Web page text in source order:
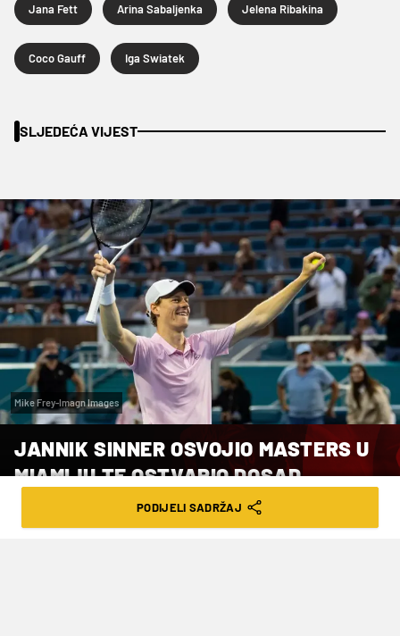
Jana Fett Arina Sabaljenka Jelena Ribakina
Coco Gauff Iga Swiatek
SLJEDEĆA VIJEST
Mike Frey-Imagn Images
JANNIK SINNER OSVOJIO MASTERS U
MIAMIJU TE OSTVARIO DOSAD
NEVIĐEN PODVIGPODIJELI SADRŽAJ